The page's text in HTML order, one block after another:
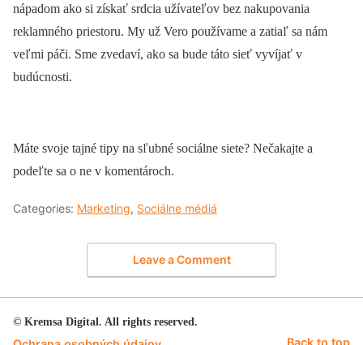
nápadom ako si získať srdcia užívateľov bez nakupovania
reklamného priestoru. My už Vero používame a zatiaľ sa nám
veľmi páči. Sme zvedaví, ako sa bude táto sieť vyvíjať v
budúcnosti.
Máte svoje tajné tipy na sľubné sociálne siete? Nečakajte a
podeľte sa o ne v komentároch.
Categories: Marketing, Sociálne médiá
Leave a Comment
© Kremsa Digital. All rights reserved.
Back to top